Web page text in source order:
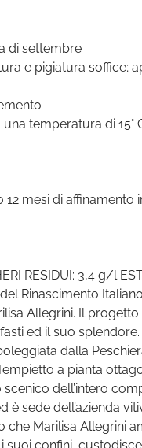
di settembre
e pigiatura soffice;
temperatura di 15°
mesi di affinamento
RESIDUI: 3,4 g/l
Rinascimento
Allegrini. Il
ed il suo
dalla
a pianta
dell’intero
sede dell’azienda
Marilisa Allegrini